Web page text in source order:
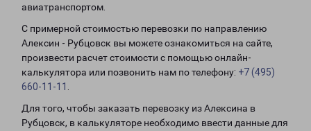
авиатранспортом.
С примерной стоимостью перевозки по направлению
Алексин - Рубцовск вы можете ознакомиться на сайте,
произвести расчет стоимости с помощью онлайн-
калькулятора или позвонить нам по телефону: +7 (495)
660-11-11
Для того, чтобы заказать перевозку из Алексина в
Рубцовск, в калькуляторе необходимо ввести данные для